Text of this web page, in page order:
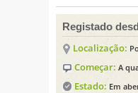
Registado
Localização:
Começar: A
Estado: Em